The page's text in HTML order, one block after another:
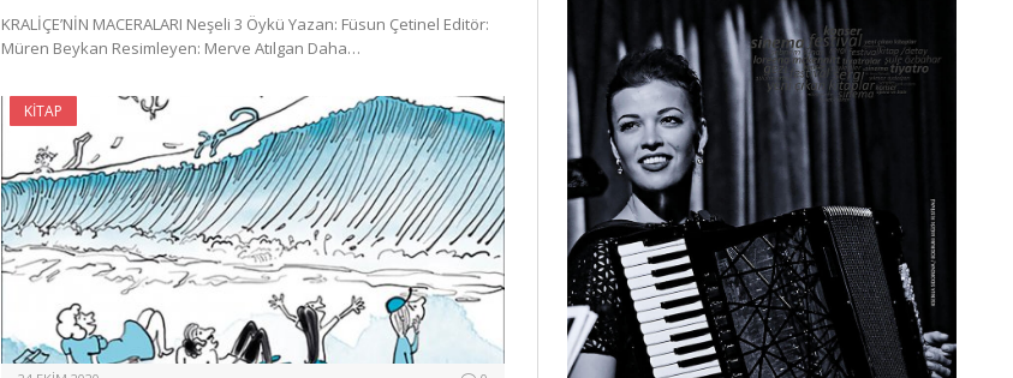
KRALİÇE’NİN MACERALARI Neşeli 3 Öykü Yazan: Füsun Çetinel Editör:
Müren Beykan Resimleyen: Merve Atılgan Daha…
KITAP